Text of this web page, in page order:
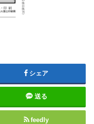
シェア
送る
feedly